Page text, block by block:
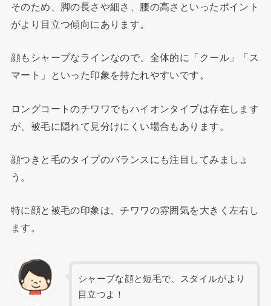
そのため、脚の長さや細さ、腰の高さといったポイント
がより目立つ傾向にあります。
顔もシャープなラインなので、全体的に「クール」「ス
マート」といった印象を持たれやすいです。
ロングコートのチワワでもハイオンタイプは存在します
が、被毛に隠れて見分けにくい場合もあります。
顔つきと毛のタイプのバランスにも注目してみましょ
う。
特に顔と被毛の印象は、チワワの雰囲気を大きく左右し
ます。
シャープな顔と短毛で、スタイルがより
目立つよ！